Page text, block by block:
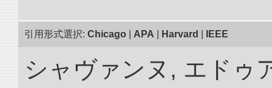
引用形式選択: Chicago APA Harvard IEEE
シャヴァンヌ, エドゥ